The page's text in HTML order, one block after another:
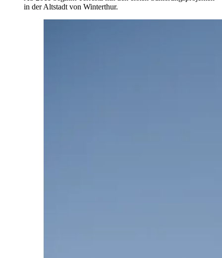
in der Altstadt von Winterthur.